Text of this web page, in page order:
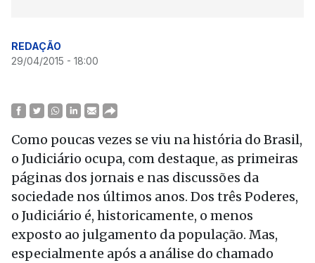
REDAÇÃO
29/04/2015 - 18:00
Como poucas vezes se viu na história do Brasil,
o Judiciário ocupa, com destaque, as primeiras
páginas dos jornais e nas discussões da
sociedade nos últimos anos. Dos três Poderes,
o Judiciário é, historicamente, o menos
exposto ao julgamento da população. Mas,
especialmente após a análise do chamado